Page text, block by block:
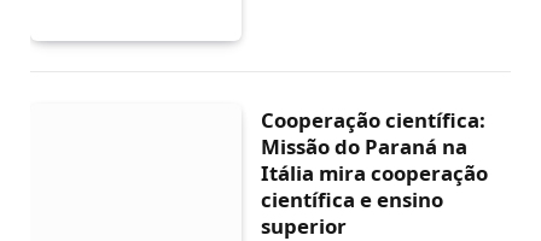
Cooperação científica:
Missão do Paraná na
Itália mira cooperação
científica e ensino
superior